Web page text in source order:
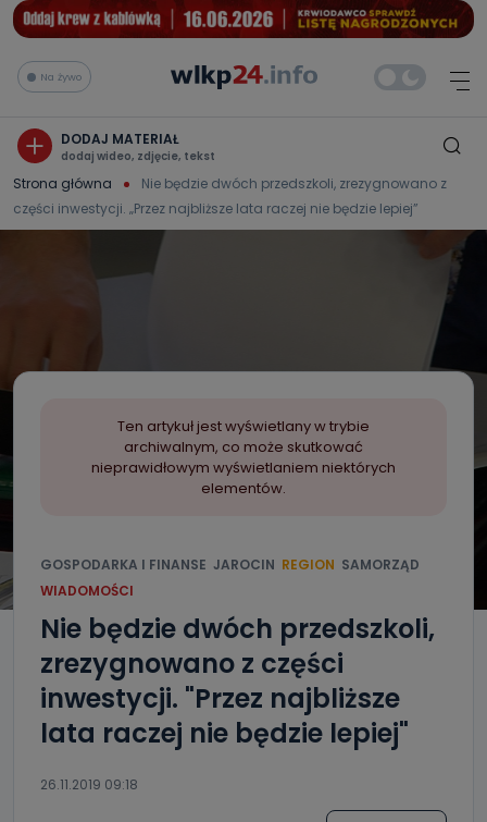
Na żywo
DODAJ MATERIAŁ
dodaj wideo, zdjęcie, tekst
Strona główna
Nie będzie dwóch przedszkoli, zrezygnowano z
części inwestycji. „Przez najbliższe lata raczej nie będzie lepiej”
Ten artykuł jest wyświetlany w trybie
archiwalnym, co może skutkować
nieprawidłowym wyświetlaniem niektórych
elementów.
GOSPODARKA I FINANSE JAROCIN REGION SAMORZĄD
WIADOMOŚCI
Nie będzie dwóch przedszkoli,
zrezygnowano z części
inwestycji. "Przez najbliższe
lata raczej nie będzie lepiej"
26.11.2019 09:18